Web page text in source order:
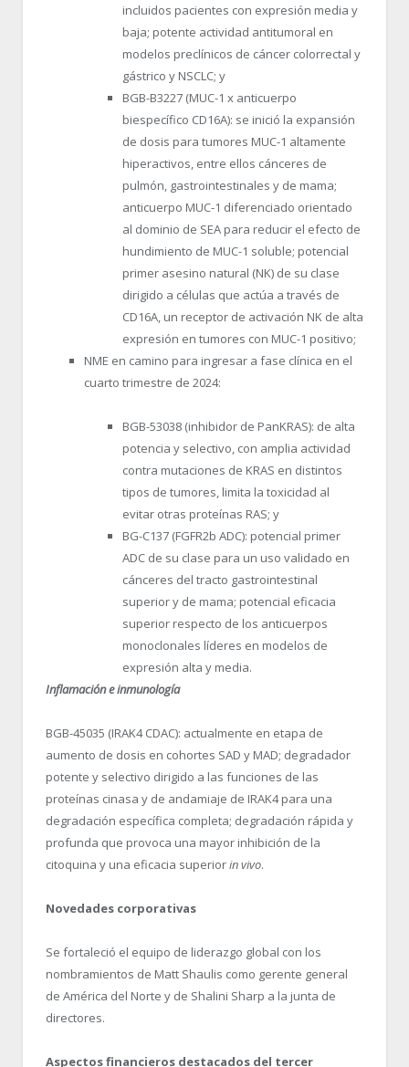
incluidos pacientes con expresión media y
baja; potente actividad antitumoral en
modelos preclínicos de cáncer colorrectal y
gástrico y NSCLC; y
BGB-B3227 (MUC-1 x anticuerpo
biespecífico CD16A): se inició la expansión
de dosis para tumores MUC-1 altamente
hiperactivos, entre ellos cánceres de
pulmón, gastrointestinales y de mama;
anticuerpo MUC-1 diferenciado orientado
al dominio de SEA para reducir el efecto de
hundimiento de MUC-1 soluble; potencial
primer asesino natural (NK) de su clase
dirigido a células que actúa a través de
CD16A, un receptor de activación NK de alta
expresión en tumores con MUC-1 positivo;
NME en camino para ingresar a fase clínica en el
cuarto trimestre de 2024:
BGB-53038 (inhibidor de PanKRAS): de alta
potencia y selectivo, con amplia actividad
contra mutaciones de KRAS en distintos
tipos de tumores, limita la toxicidad al
evitar otras proteínas RAS; y
BG-C137 (FGFR2b ADC): potencial primer
ADC de su clase para un uso validado en
cánceres del tracto gastrointestinal
superior y de mama; potencial eficacia
superior respecto de los anticuerpos
monoclonales líderes en modelos de
expresión alta y media.
Inflamación e inmunología
BGB-45035 (IRAK4 CDAC): actualmente en etapa de
aumento de dosis en cohortes SAD y MAD; degradador
potente y selectivo dirigido a las funciones de las
proteínas cinasa y de andamiaje de IRAK4 para una
degradación específica completa; degradación rápida y
profunda que provoca una mayor inhibición de la
citoquina y una eficacia superiorin vivo.
Novedades corporativas
Se fortaleció el equipo de liderazgo global con los
nombramientos de Matt Shaulis como gerente general
de América del Norte y de Shalini Sharp a la junta de
directores.
Aspectos financieros destacados del tercer